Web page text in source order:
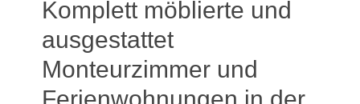
Komplett möblierte und
ausgestattet
Monteurzimmer und